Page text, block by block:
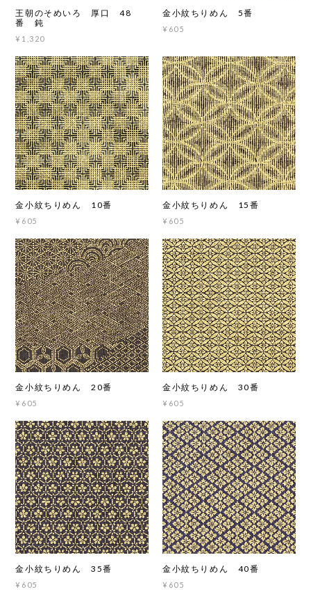
王朝のそめいろ 厚口 48
番 鈍
¥1,320
金小紋ちりめん 5番
¥605
金小紋ちりめん 10番
¥605
金小紋ちりめん 15番
¥605
金小紋ちりめん 20番
¥605
金小紋ちりめん 30番
¥605
金小紋ちりめん 35番
¥605
金小紋ちりめん 40番
¥605